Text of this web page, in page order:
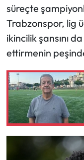
süreçte
Trabzonspor, lig
ikincilik şansını
ettirmenin
Teknoloji